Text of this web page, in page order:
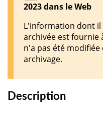
2023 dans le Web
L'information dont
archivée est fournie
n'a pas été
archivage.
Description